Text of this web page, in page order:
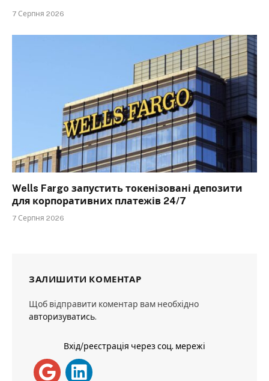
7 Серпня 2026
Wells Fargo запустить токенізовані депозити
для корпоративних платежів 24/7
7 Серпня 2026
ЗАЛИШИТИ КОМЕНТАР
Щоб відправити коментар вам необхідно
авторизуватись.
Вхід/реєстрація через соц. мережі